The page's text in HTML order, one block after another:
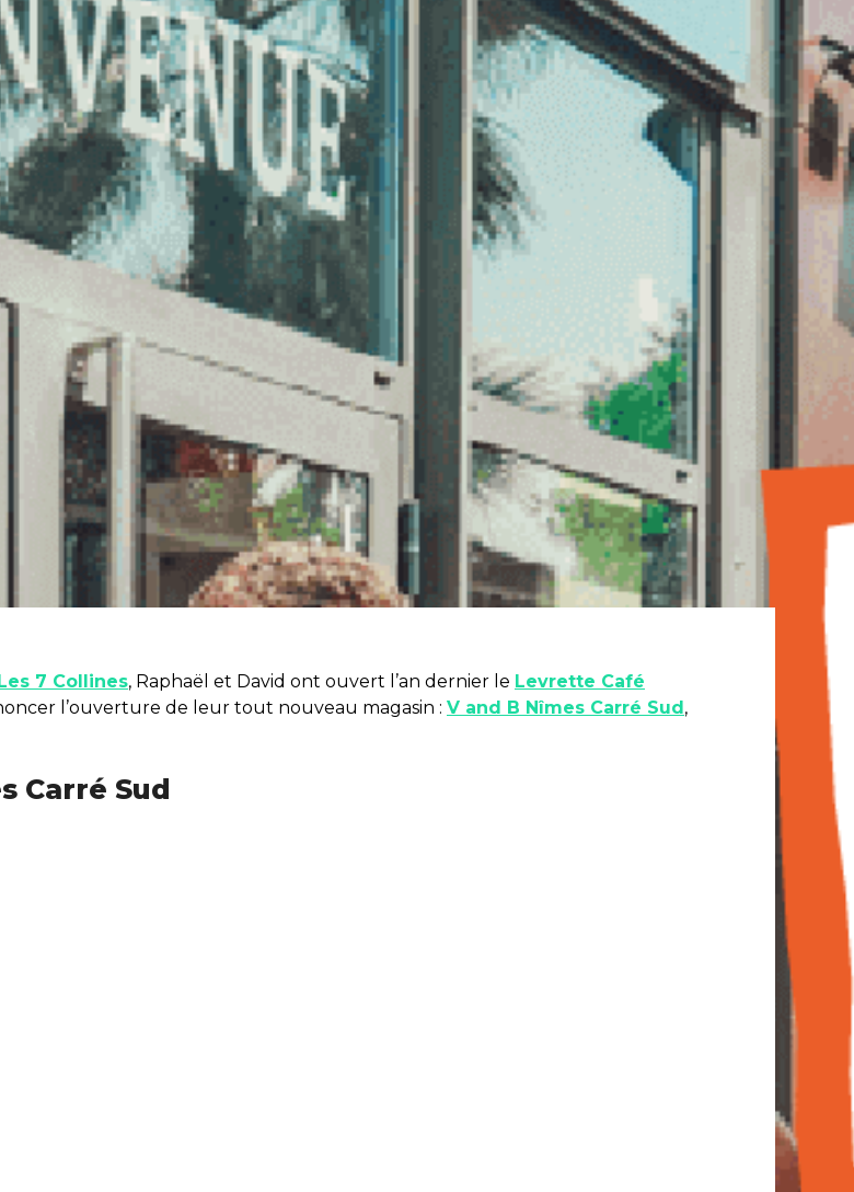
7 Collines, Raphaël et David ont ouvert l’an dernier le Levrette Café
l’ouverture de leur tout nouveau magasin : V and B Nîmes Carré Sud,
Carré Sud